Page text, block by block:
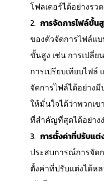
โฟลเดอร์ได้อย่างรว
การจัดการไฟล์ขั้น
ของตัวจัดการไฟล์แ
ขั้นสูง เช่น การเปลี่
การเปรียบเทียบไฟล์
จัดการไฟล์ได้อย่าง
ให้มั่นใจได้ว่าพวกเ
ที่สำคัญที่สุดได้อย่าง
การตั้งค่าที่ปรับแต่
ประสบการณ์การจัด
ตั้งค่าที่ปรับแต่งได้ห